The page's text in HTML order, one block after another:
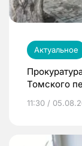
Актуальное
Томского
11:30 /